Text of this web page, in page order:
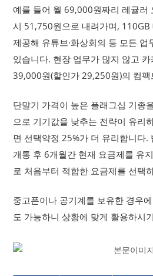
예를 들어 월 69,000원짜리 레귤러
시 51,750원으로 내려가며,
제공해 유튜브·화상회의 등 모든
있습니다. 현장 업무가 많지 않고
39,000원(할인가 29,250원)의 컴
단말기 가격이 높은 플래그십 기종
으로 기기값을 낮추는 전략이 유리
면 선택약정 25%가 더 유리합니다.
개통 후 6개월간 현재 요금제를 유
로 처음부터 적합한 요금제를 선택
중고폰이나 공기계를 보유한 경우
도 가능하니 상황에 맞게 활용하시